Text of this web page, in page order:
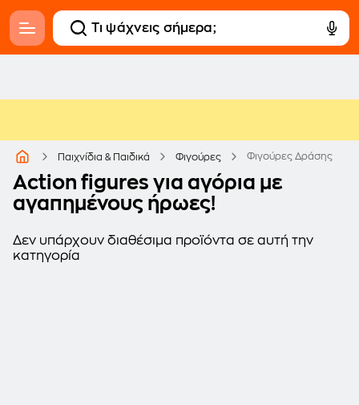
Παιχνίδια & Παιδικά Φιγούρες Φιγούρες Δράσης
Action figures για αγόρια με
αγαπημένους ήρωες!
Δεν υπάρχουν διαθέσιμα προϊόντα σε αυτή την
κατηγορία